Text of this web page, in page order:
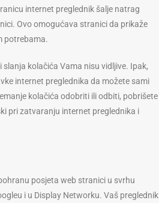
internet preglednik šalje natrag
Ovo omogućava stranici da prikaže
potrebama.
kolačića Vama nisu vidljive. Ipak,
internet preglednika da možete sami
kolačića odobriti ili odbiti, pobrišete
pri zatvaranju internet preglednika i
posjeta web stranici u svrhu
i u Display Networku. Vaš preglednik